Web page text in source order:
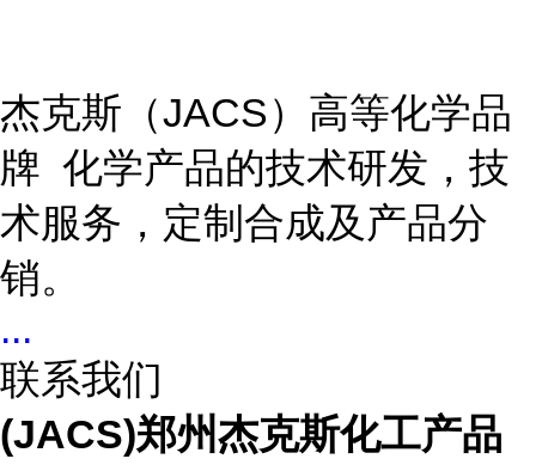
杰克斯（JACS）高等化学品
牌 化学产品的技术研发，技
术服务，定制合成及产品分
销。
...
联系我们
(JACS)郑州杰克斯化工产品